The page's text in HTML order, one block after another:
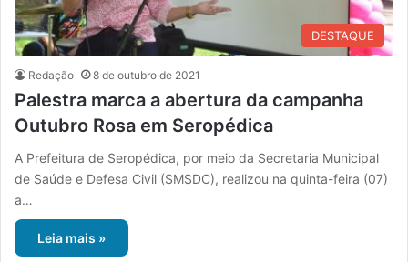
DESTAQUE
Redação 8 de outubro de 2021
Palestra marca a abertura da campanha
Outubro Rosa em Seropédica
A Prefeitura de Seropédica, por meio da Secretaria Municipal
de Saúde e Defesa Civil (SMSDC), realizou na quinta-feira (07)
a…
Leia mais »